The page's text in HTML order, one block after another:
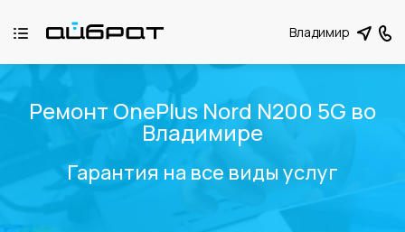
Владимир
Ремонт OnePlus Nord N200 5G во
Владимире
Гарантия на все виды услуг